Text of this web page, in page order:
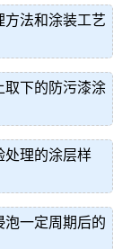
方法和涂装工艺
取下的防污漆涂
处理的涂层样
泡一定周期后的